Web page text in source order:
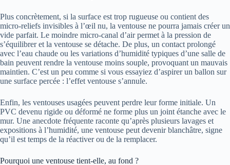
Plus concrètement, si la surface est trop rugueuse ou contient des
micro-reliefs invisibles à l’œil nu, la ventouse ne pourra jamais créer un
vide parfait. Le moindre micro-canal d’air permet à la pression de
s’équilibrer et la ventouse se détache. De plus, un contact prolongé
avec l’eau chaude ou les variations d’humidité typiques d’une salle de
bain peuvent rendre la ventouse moins souple, provoquant un mauvais
maintien. C’est un peu comme si vous essayiez d’aspirer un ballon sur
une surface percée : l’effet ventouse s’annule.
Enfin, les ventouses usagées peuvent perdre leur forme initiale. Un
PVC devenu rigide ou déformé ne forme plus un joint étanche avec le
mur. Une anecdote fréquente raconte qu’après plusieurs lavages et
expositions à l’humidité, une ventouse peut devenir blanchâtre, signe
qu’il est temps de la réactiver ou de la remplacer.
Pourquoi une ventouse tient-elle, au fond ?